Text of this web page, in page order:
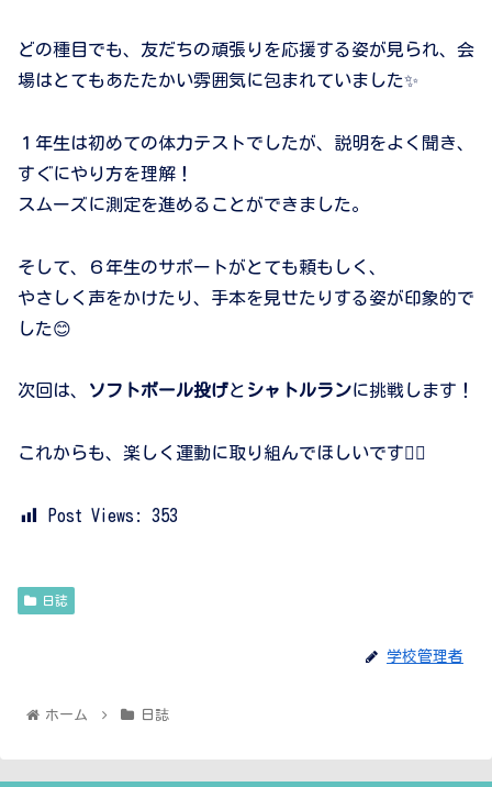
どの種目でも、友だちの頑張りを応援する姿が見られ、会
場はとてもあたたかい雰囲気に包まれていました✨
１年生は初めての体力テストでしたが、説明をよく聞き、
すぐにやり方を理解！
スムーズに測定を進めることができました。
そして、６年生のサポートがとても頼もしく、
やさしく声をかけたり、手本を見せたりする姿が印象的で
した😊
次回は、 ソフトボール投げと シャトルランに挑戦します！
これからも、楽しく運動に取り組んでほしいです🏃‍♂️
Post Views: 353
日誌
学校管理者
ホーム 日誌